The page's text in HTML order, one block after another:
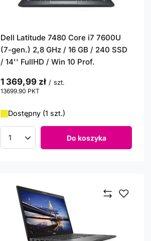
Dell Latitude 7480 Core i7 7600U
(7-gen.) 2,8 GHz / 16 GB / 240 SSD
/ 14'' FullHD / Win 10 Prof.
1 369,99 zł / szt.
13699.90 PKT
Dostępny (1 szt.)
Ilość produktów Do koszyka